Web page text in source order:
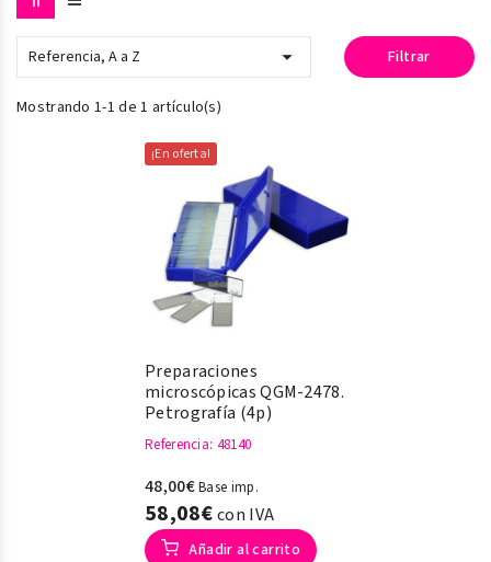
Referencia, A a Z  Filtrar
Mostrando 1-1 de 1 artículo(s)
¡En oferta!
Preparaciones
microscópicas QGM-2478.
Petrografía (4p)
Referencia: 48140
48,00€Base imp.
58,08€con IVA
Añadir al carrito